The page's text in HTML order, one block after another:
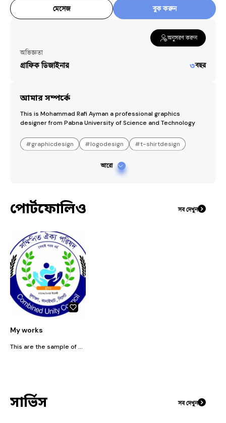
মেসেজ বুক করুন
অনুসরণ করুন
অভিজ্ঞতা
গ্রাফিক ডিজাইনার ৩বছর
আমার সম্পর্কে
This is Mohammad Rafi Ayman a professional graphics
designer from Pabna University of Science and Technology
#graphicdesign #logodesign #t-shirtdesign
আরো
পোর্টফোলিও সব দেখুন
My works
This are the sample of my works
সার্ভিস সব দেখুন